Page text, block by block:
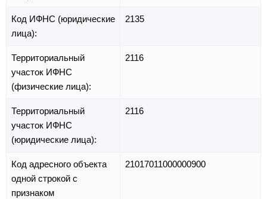
Код ИФНС (юридические
лица):
2135
Территориальный
участок ИФНС
(физические лица):
2116
Территориальный
участок ИФНС
(юридические лица):
2116
Код адресного объекта
одной строкой с
признаком
21017011000000900